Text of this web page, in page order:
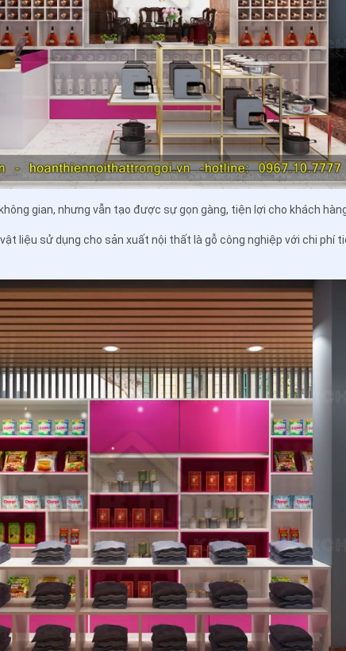
gian, nhưng vẫn tạo được sự gọn gàng, tiện lợi cho khách
liệu sử dụng cho sản xuất nội thất là gỗ công nghiệp với chi phí